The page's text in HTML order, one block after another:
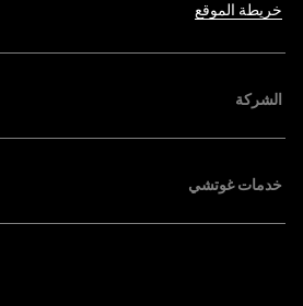
خريطة الموقع
الشركة
خدمات غوتشي